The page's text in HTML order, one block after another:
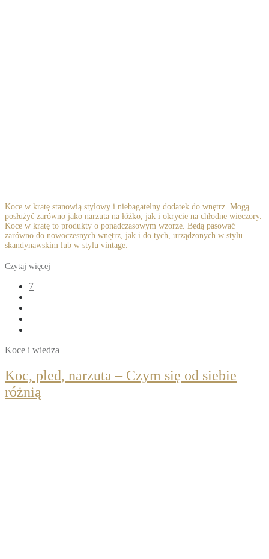
Koce w kratę stanowią stylowy i niebagatelny dodatek do wnętrz. Mogą
posłużyć zarówno jako narzuta na łóżko, jak i okrycie na chłodne wieczory.
Koce w kratę to produkty o ponadczasowym wzorze. Będą pasować
zarówno do nowoczesnych wnętrz, jak i do tych, urządzonych w stylu
skandynawskim lub w stylu vintage.
Czytaj więcej
7
Koce i wiedza
Koc, pled, narzuta – Czym się od siebie
różnią